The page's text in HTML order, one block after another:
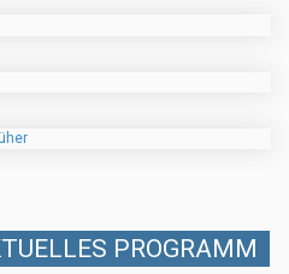
PROGRAMM